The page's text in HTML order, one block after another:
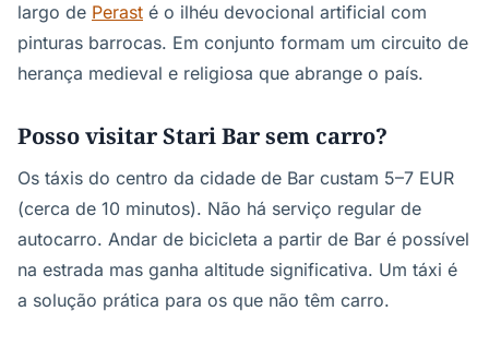
largo de Perast é o ilhéu devocional artificial com
pinturas barrocas. Em conjunto formam um circuito de
herança medieval e religiosa que abrange o país.
Posso visitar Stari Bar sem carro?
Os táxis do centro da cidade de Bar custam 5–7 EUR
(cerca de 10 minutos). Não há serviço regular de
autocarro. Andar de bicicleta a partir de Bar é possível
na estrada mas ganha altitude significativa. Um táxi é
a solução prática para os que não têm carro.